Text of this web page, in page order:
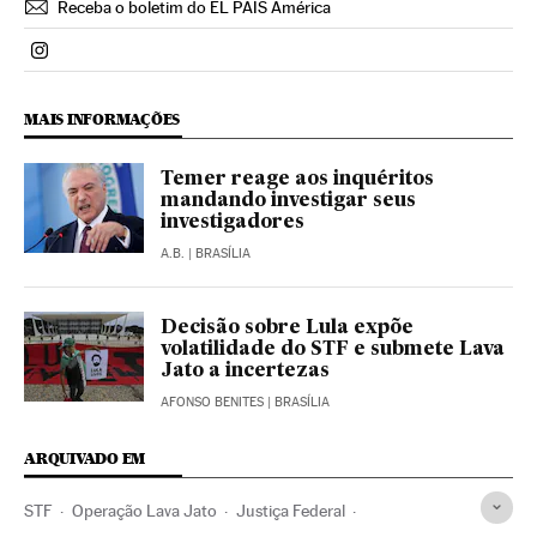
Receba o boletim do EL PAÍS América
Politica El País Brasil en Instagram
MAIS INFORMAÇÕES
Temer reage aos inquéritos
mandando investigar seus
investigadores
A.B. | BRASÍLIA
Decisão sobre Lula expõe
volatilidade do STF e submete Lava
Jato a incertezas
AFONSO BENITES | BRASÍLIA
ARQUIVADO EM
STF Operação Lava Jato Justiça Federal